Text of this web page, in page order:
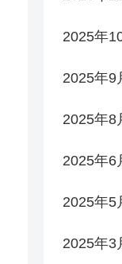
2025年
2025年9
2025年8
2025年6
2025年5
2025年3